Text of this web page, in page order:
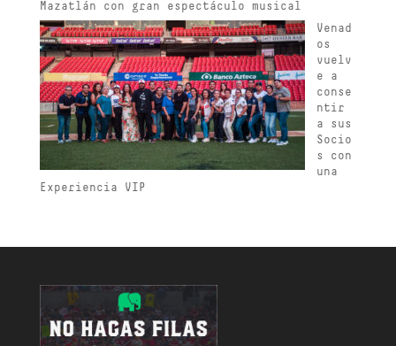
Mazatlán con gran espectáculo musical
Venad
os
vuelv
e a
conse
ntir
a sus
Socio
s con
una
Experiencia VIP